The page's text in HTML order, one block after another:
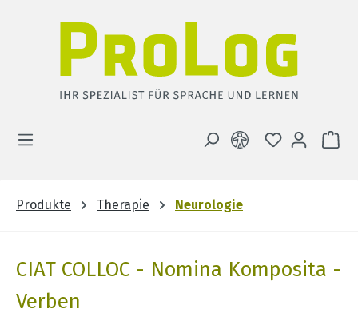
DU HAST 0
Produkte Therapie Neurologie
CIAT COLLOC - Nomina Komposita -
Verben